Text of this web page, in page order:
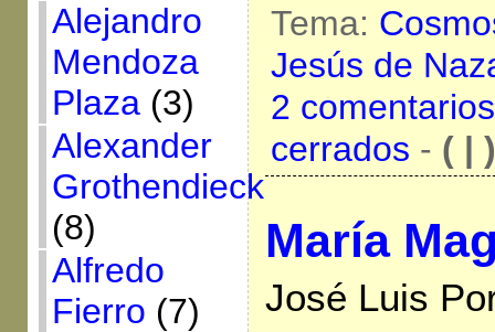
Alejandro
Mendoza
Plaza(3)
Alexander
Grothendieck
(8)
Alfredo
Fierro (7)
Tema:
Jesús de
2
cerrados - ( | )
María
José Luis